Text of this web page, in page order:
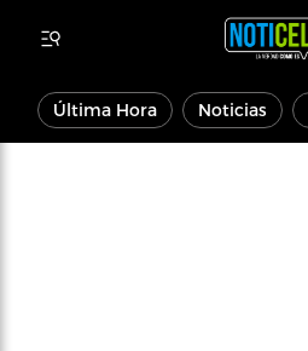
Última Hora Noticias